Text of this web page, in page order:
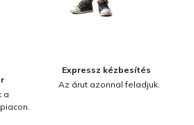
a
Expressz kézbesítés
Az árut azonnal feladjuk.